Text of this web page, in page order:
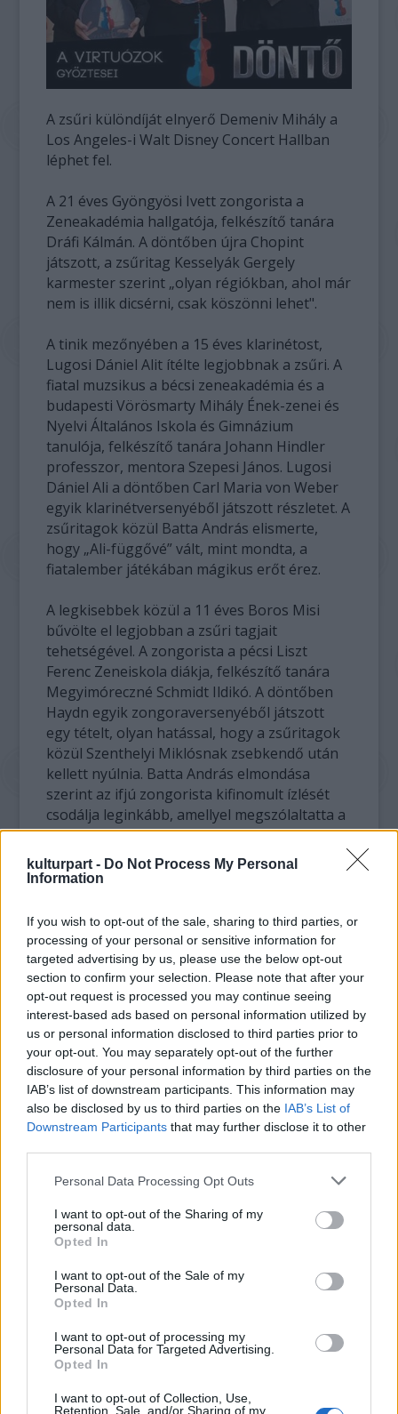
kulturpart - Do Not Process My Personal
Information
If you wish to opt-out of the sale, sharing to third parties, or
processing of your personal or sensitive information for
targeted advertising by us, please use the below opt-out
section to confirm your selection. Please note that after your
opt-out request is processed you may continue seeing
interest-based ads based on personal information utilized by
us or personal information disclosed to third parties prior to
your opt-out. You may separately opt-out of the further
disclosure of your personal information by third parties on the
IAB’s list of downstream participants. This information may
also be disclosed by us to third parties on the IAB’s List of
Downstream Participants that may further disclose it to other
Please note that this website/app uses one or more Google
not limited to your visit or usage behaviour. You may click to
grant or deny consent to Google and its third-party tags to
use your data for below specified purposes in below Google
consent section.
Personal Data Processing Opt Outs
I want to opt-out of the Sharing of my
personal data.
Opted In
I want to opt-out of the Sale of my
Personal Data.
Opted In
I want to opt-out of processing my
Personal Data for Targeted Advertising.
Opted In
I want to opt-out of Collection, Use,
Retention, Sale, and/or Sharing of my
A zsűri különdíját elnyerő Demeniv Mihály a
Los Angeles-i Walt Disney Concert Hallban
léphet fel.
A 21 éves Gyöngyösi Ivett zongorista a
Zeneakadémia hallgatója, felkészítő tanára
Dráfi Kálmán. A döntőben újra Chopint
játszott, a zsűritag Kesselyák Gergely
karmester szerint „olyan régiókban, ahol már
nem is illik dicsérni, csak köszönni lehet".
A tinik mezőnyében a 15 éves klarinétost,
Lugosi Dániel Alit ítélte legjobbnak a zsűri. A
fiatal muzsikus a bécsi zeneakadémia és a
budapesti Vörösmarty Mihály Ének-zenei és
Nyelvi Általános Iskola és Gimnázium
tanulója, felkészítő tanára Johann Hindler
professzor, mentora Szepesi János. Lugosi
Dániel Ali a döntőben Carl Maria von Weber
egyik klarinétversenyéből játszott részletet. A
zsűritagok közül Batta András elismerte,
hogy „Ali-függővé” vált, mint mondta, a
fiatalember játékában mágikus erőt érez.
A legkisebbek közül a 11 éves Boros Misi
bűvölte el legjobban a zsűri tagjait
tehetségével. A zongorista a pécsi Liszt
Ferenc Zeneiskola diákja, felkészítő tanára
Megyimóreczné Schmidt Ildikó. A döntőben
Haydn egyik zongoraversenyéből játszott
egy tételt, olyan hatással, hogy a zsűritagok
közül Szenthelyi Miklósnak zsebkendő után
kellett nyúlnia. Batta András elmondása
szerint az ifjú zongorista kifinomult ízlését
csodálja leginkább, amellyel megszólaltatta a
művet, kiemelve annak zenei „poénjait” is.
A zsűri különdíját elnyerő Demeniv Mihály 23
tanulmányait, felkészítő tanára Ernyei László.
Péntek este egy dzsesszes-tangós
improvizációval is átszőtt darabot adott elő
hangszerén olyan újító módon, amelyet
Kesselyák Gergely Liszt zongorajátékban tett
újításaihoz hasonlított.
Csaknem kétezer hangszeres és énekes fiatal
jelentkezett a tehetségkutató első évadjába.
A péntek esti adásban a három
győzelemért.
A nagyok közül Gyöngyösi Ivett zongorista,
Foki Dániel énekes és Demeniv Mihály
hárfás, Lugosi Dániel Ali klarinétos és Sándor
Zoltán hegedűs, míg a kicsik közül Boros Misi
Zoltán hegedűs versengett korcsoportjában
az első helyezésért.
Míg a középdöntőkben a fiatalokat a Magyar